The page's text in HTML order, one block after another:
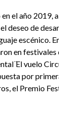
el año
deseo de
escénico.
en
̈El vuelo
por
el Premio